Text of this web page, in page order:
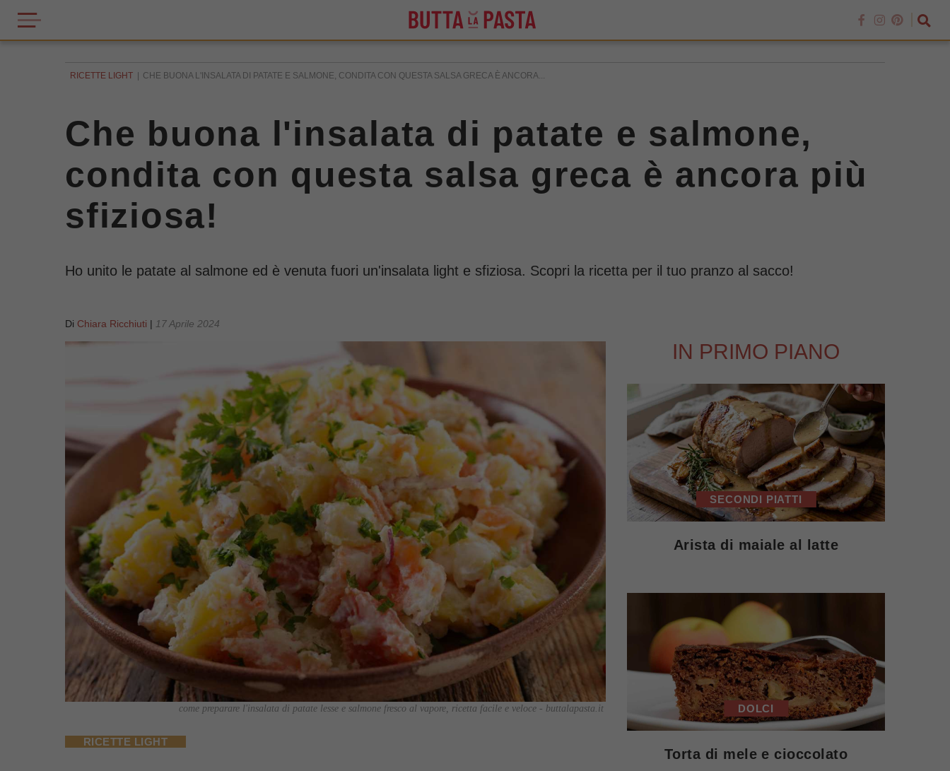
RICETTE LIGHT CHE BUONA L'INSALATA DI PATATE E SALMONE, CONDITA CON QUESTA SALSA GRECA È ANCORA...
Che buona l'insalata di patate e salmone,
condita con questa salsa greca è ancora più
sfiziosa!
Ho unito le patate al salmone ed è venuta fuori un'insalata light e sfiziosa. Scopri la ricetta per il tuo pranzo al sacco!
Di Chiara Ricchiuti | 17 Aprile 2024
come preparare l'insalata di patate lesse e salmone fresco al vapore, ricetta facile e veloce - buttalapasta.it
RICETTE LIGHT
IN PRIMO PIANO
SECONDI PIATTI
Arista di maiale al latte
DOLCI
Torta di mele e cioccolato